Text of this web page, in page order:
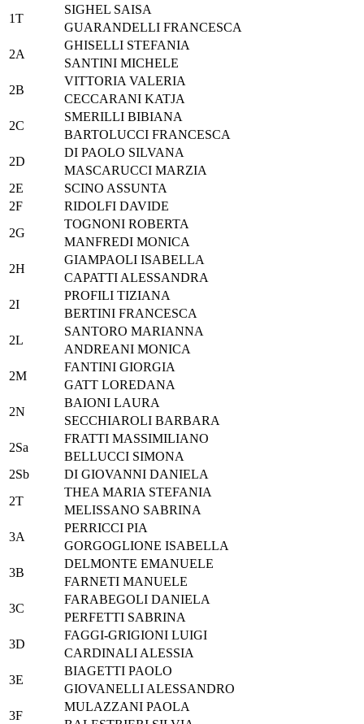
1T
SIGHEL SAISA
GUARANDELLI FRANCESCA
2A
GHISELLI STEFANIA
SANTINI MICHELE
2B
VITTORIA VALERIA
CECCARANI KATJA
2C
SMERILLI BIBIANA
BARTOLUCCI FRANCESCA
2D
DI PAOLO SILVANA
MASCARUCCI MARZIA
2E
SCINO ASSUNTA
2F
RIDOLFI DAVIDE
2G
TOGNONI ROBERTA
MANFREDI MONICA
2H
GIAMPAOLI ISABELLA
CAPATTI ALESSANDRA
2I
PROFILI TIZIANA
BERTINI FRANCESCA
2L
SANTORO MARIANNA
ANDREANI MONICA
2M
FANTINI GIORGIA
GATT LOREDANA
2N
BAIONI LAURA
SECCHIAROLI BARBARA
2Sa
FRATTI MASSIMILIANO
BELLUCCI SIMONA
2Sb
DI GIOVANNI DANIELA
2T
THEA MARIA STEFANIA
MELISSANO SABRINA
3A
PERRICCI PIA
GORGOGLIONE ISABELLA
3B
DELMONTE EMANUELE
FARNETI MANUELE
3C
FARABEGOLI DANIELA
PERFETTI SABRINA
3D
FAGGI-GRIGIONI LUIGI
CARDINALI ALESSIA
3E
BIAGETTI PAOLO
GIOVANELLI ALESSANDRO
3F
MULAZZANI PAOLA